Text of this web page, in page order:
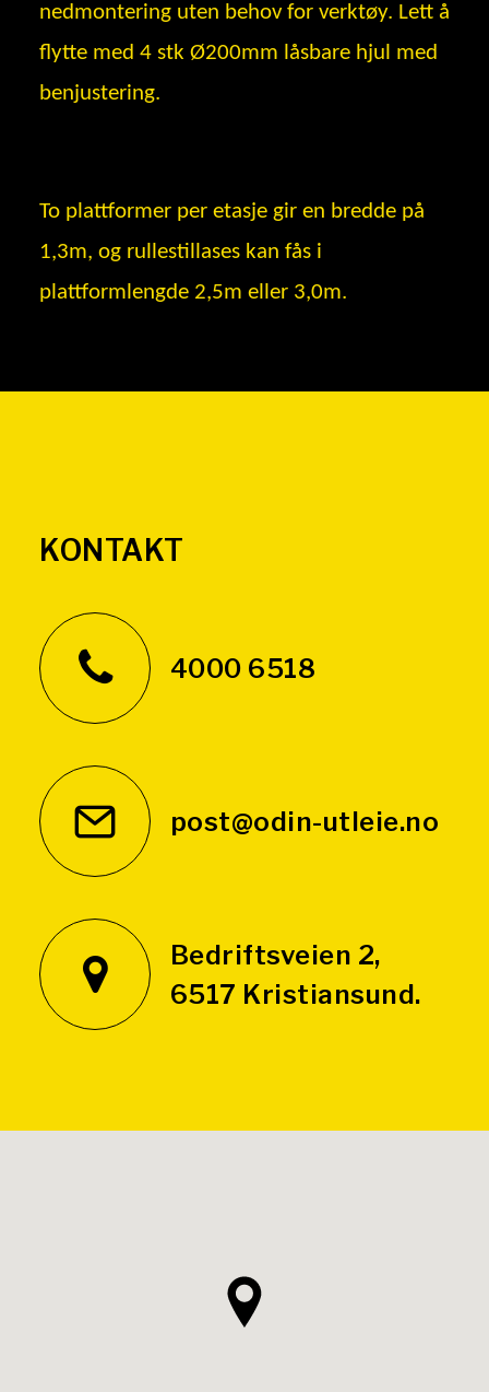
nedmontering uten behov for verktøy. Lett å
flytte med 4 stk Ø200mm låsbare hjul med
benjustering.
To plattformer per etasje gir en bredde på
1,3m, og rullestillases kan fås i
plattformlengde 2,5m eller 3,0m.
KONTAKT
4000 6518
post@odin-utleie.no
Bedriftsveien 2,
6517 Kristiansund.